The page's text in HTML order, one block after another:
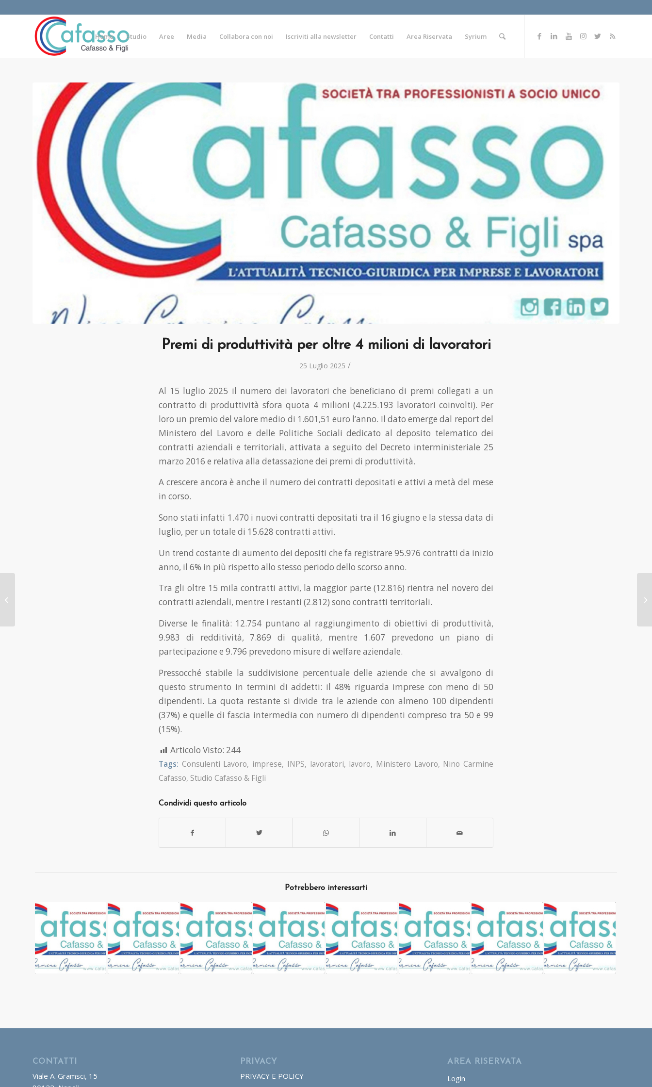
Home Studio Aree Media Collabora con noi Iscriviti alla newsletter Contatti Area Riservata Syrium
Premi di produttività per oltre 4 milioni di lavoratori
25 Luglio 2025 /
Al 15 luglio 2025 il numero dei lavoratori che beneficiano di premi collegati a un
contratto di produttività sfora quota 4 milioni (4.225.193 lavoratori coinvolti). Per
loro un premio del valore medio di 1.601,51 euro l’anno. Il dato emerge dal report del
Ministero del Lavoro e delle Politiche Sociali dedicato al deposito telematico dei
contratti aziendali e territoriali, attivata a seguito del Decreto interministeriale 25
marzo 2016 e relativa alla detassazione dei premi di produttività.
A crescere ancora è anche il numero dei contratti depositati e attivi a metà del mese
in corso.
Sono stati infatti 1.470 i nuovi contratti depositati tra il 16 giugno e la stessa data di
luglio, per un totale di 15.628 contratti attivi.
Un trend costante di aumento dei depositi che fa registrare 95.976 contratti da inizio
anno, il 6% in più rispetto allo stesso periodo dello scorso anno.
Tra gli oltre 15 mila contratti attivi, la maggior parte (12.816) rientra nel novero dei
contratti aziendali, mentre i restanti (2.812) sono contratti territoriali.
Diverse le finalità: 12.754 puntano al raggiungimento di obiettivi di produttività,
9.983 di redditività, 7.869 di qualità, mentre 1.607 prevedono un piano di
partecipazione e 9.796 prevedono misure di welfare aziendale.
Pressocché stabile la suddivisione percentuale delle aziende che si avvalgono di
questo strumento in termini di addetti: il 48% riguarda imprese con meno di 50
dipendenti. La quota restante si divide tra le aziende con almeno 100 dipendenti
(37%) e quelle di fascia intermedia con numero di dipendenti compreso tra 50 e 99
(15%).
Articolo Visto: 244
Tags: Consulenti Lavoro, imprese, INPS, lavoratori, lavoro, Ministero Lavoro, Nino Carmine
Cafasso, Studio Cafasso & Figli
Condividi questo articolo
Potrebbero interessarti
CONTATTI
Viale A. Gramsci, 15
PRIVACY
PRIVACY E POLICY
AREA RISERVATA
Login